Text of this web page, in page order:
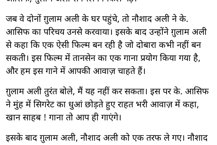
जब वे दोनों ग़ुलाम अली के घर पहुंचे, तो नौशाद अली ने के.
आसिफ का परिचय उनसे करवाया। इसके बाद उन्होंने ग़ुलाम अली
से कहा कि एक ऐसी फिल्म बन रही है जो दोबारा कभी नहीं बन
सकती। इस फिल्म में तानसेन का एक गाना प्रयोग किया गया है,
और हम इस गाने में आपकी आवाज़ चाहते हैं।
ग़ुलाम अली तुरंत बोले, मैं यह नहीं कर सकता। इस पर के. आसिफ
ने मुंह में सिगरेट का धुआं छोड़ते हुए राहत भरी आवाज़ में कहा,
खान साहब ! गाना तो आप ही गाएंगे।
इसके बाद ग़ुलाम अली, नौशाद अली को एक तरफ ले गए। नौशाद